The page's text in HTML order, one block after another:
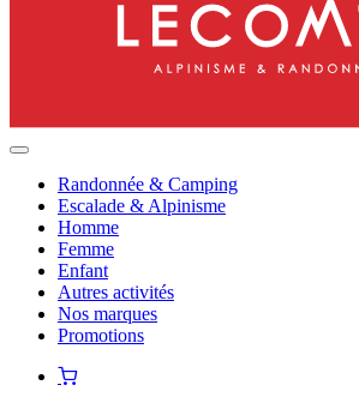
Randonnée & Camping
Escalade & Alpinisme
Homme
Femme
Enfant
Autres activités
Nos marques
Promotions